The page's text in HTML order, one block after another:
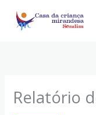
Relatório